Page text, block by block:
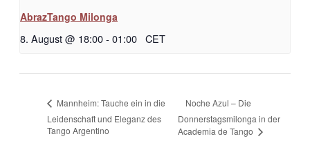
AbrazTango Milonga
8. August @ 18:00- 01:00 CET
Mannheim: Tauche ein in die
Leidenschaft und Eleganz des
Tango Argentino
Noche Azul – Die
Donnerstagsmilonga in der
Academia de Tango